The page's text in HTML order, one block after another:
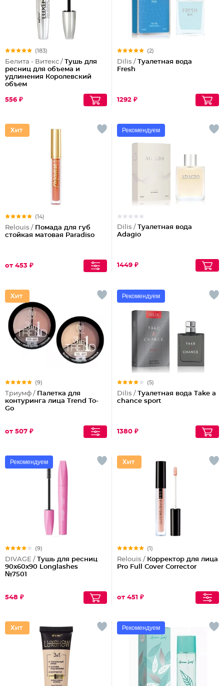
(183)
Белита - Витекс / Тушь для
ресниц для объема и
удлинения Королевский
объем
556 ₽
(2)
Dilis / Туалетная вода
Fresh
1292 ₽
(14)
Relouis / Помада для губ
стойкая матовая Paradiso
от 453 ₽
Рекомендуем
Dilis / Туалетная вода
Adagio
1449 ₽
(9)
Триумф / Палетка для
контуринга лица Trend To-
Go
от 507 ₽
Рекомендуем
(5)
Dilis / Туалетная вода Take a
chance sport
1380 ₽
Рекомендуем
(9)
DIVAGE / Тушь для ресниц
90x60x90 Longlashes
№7501
548 ₽
(1)
Relouis / Корректор для лица
Pro Full Cover Corrector
от 451 ₽
Рекомендуем